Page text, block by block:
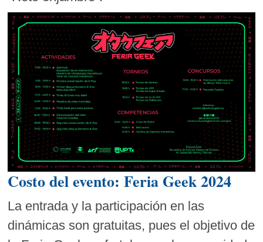
Costo del evento: Feria Geek 2024
La entrada y la participación en las
dinámicas son gratuitas, pues el objetivo de